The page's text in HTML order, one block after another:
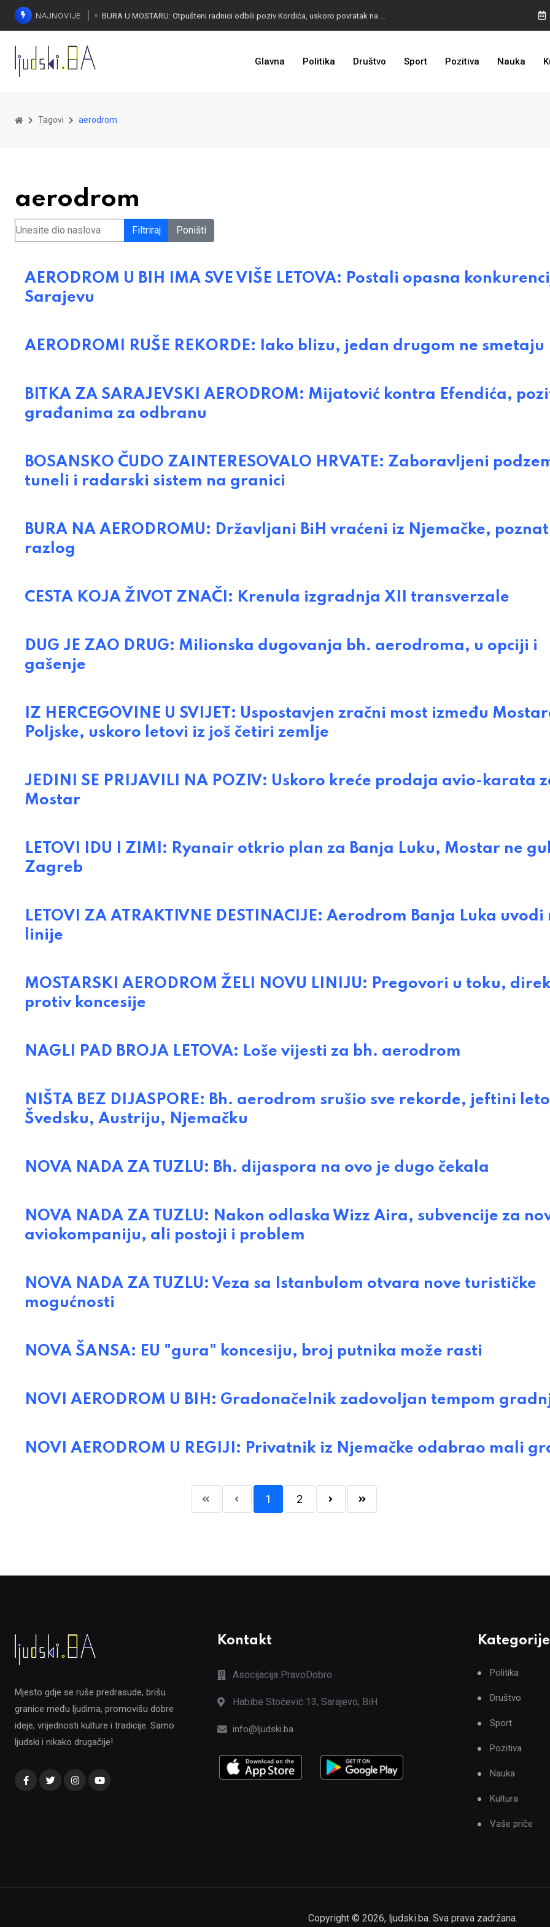
NAJNOVIJE
Glavna Politika Društvo Sport Pozitiva Nauka
Tagovi aerodrom
aerodrom
Unesite dio naslova Filtriraj Poništi
AERODROM U BIH IMA SVE VIŠE LETOVA: Postali opasna
Sarajevu
AERODROMI RUŠE REKORDE: Iako blizu, jedan drugom ne smetaju
BITKA ZA SARAJEVSKI AERODROM: Mijatović kontra Efendića,
građanima za odbranu
BOSANSKO ČUDO ZAINTERESOVALO HRVATE: Zaboravljeni
tuneli i radarski sistem na granici
BURA NA AERODROMU: Državljani BiH vraćeni iz Njemačke, poznat
razlog
CESTA KOJA ŽIVOT ZNAČI: Krenula izgradnja XII transverzale
DUG JE ZAO DRUG: Milionska dugovanja bh. aerodroma, u opciji i
gašenje
IZ HERCEGOVINE U SVIJET: Uspostavjen zračni most između
Poljske, uskoro letovi iz još četiri zemlje
JEDINI SE PRIJAVILI NA POZIV: Uskoro kreće prodaja avio-karata
Mostar
LETOVI IDU I ZIMI: Ryanair otkrio plan za Banja Luku, Mostar ne
Zagreb
LETOVI ZA ATRAKTIVNE DESTINACIJE: Aerodrom Banja Luka uvodi
linije
MOSTARSKI AERODROM ŽELI NOVU LINIJU: Pregovori u toku,
protiv koncesije
NAGLI PAD BROJA LETOVA: Loše vijesti za bh. aerodrom
NIŠTA BEZ DIJASPORE: Bh. aerodrom srušio sve rekorde, jeftini
Švedsku, Austriju, Njemačku
NOVA NADA ZA TUZLU: Bh. dijaspora na ovo je dugo čekala
NOVA NADA ZA TUZLU: Nakon odlaska Wizz Aira, subvencije za
aviokompaniju, ali postoji i problem
NOVA NADA ZA TUZLU: Veza sa Istanbulom otvara nove turističke
mogućnosti
NOVA ŠANSA: EU "gura" koncesiju, broj putnika može rasti
NOVI AERODROM U BIH: Gradonačelnik zadovoljan tempom
NOVI AERODROM U REGIJI: Privatnik iz Njemačke odabrao mali
1 2
Mjesto gdje se ruše predrasude, brišu
granice među ljudima, promovišu dobre
ideje, vrijednosti kulture i tradicije. Samo
ljudski i nikako drugačije!
Kontakt
Asocijacija PravoDobro
Habibe Stočević 13, Sarajevo, BiH
info@ljudski.ba
Kategorije
Politika
Društvo
Sport
Pozitiva
Nauka
Kultura
Vaše priče
Copyright © 2026, ljudski.ba. Sva prava zadržana.